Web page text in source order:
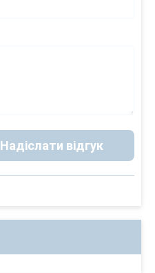
Надіслати відгук